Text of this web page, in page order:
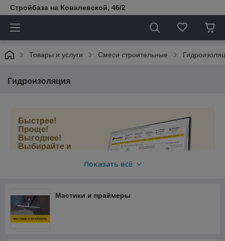
Стройбаза на Ковалевской, 46/2
Товары и услуги Смеси строительные
Гидроизоляция
Быстрее!
Проще!
Выгоднее!
Выбирайте и
магазине
МАМОНТ.БЕЛ
Показать всё
Мастики и праймеры